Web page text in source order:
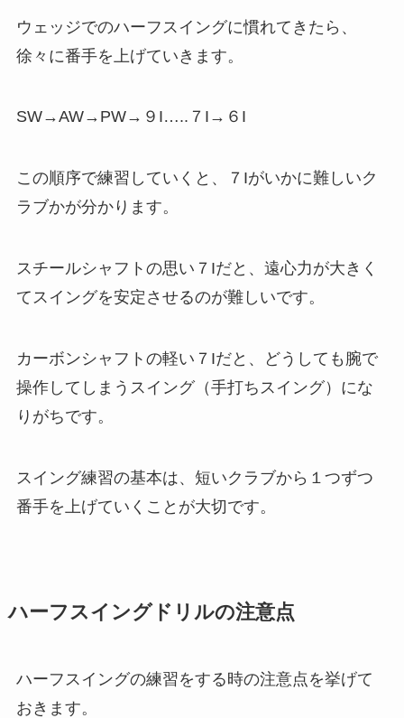
ウェッジでのハーフスイングに慣れてきたら、
徐々に番手を上げていきます。
SW→AW→PW→９I…..７I→６I
この順序で練習していくと、７Iがいかに難しいク
ラブかが分かります。
スチールシャフトの思い７Iだと、遠心力が大きく
てスイングを安定させるのが難しいです。
カーボンシャフトの軽い７Iだと、どうしても腕で
操作してしまうスイング（手打ちスイング）にな
りがちです。
スイング練習の基本は、短いクラブから１つずつ
番手を上げていくことが大切です。
ハーフスイングドリルの注意点
ハーフスイングの練習をする時の注意点を挙げて
おきます。